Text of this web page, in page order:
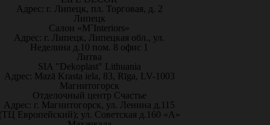
Адрес: г. Липецк, пл. Торговая, д. 2
Липецк
Салон «M`Interiors»
Адрес: г. Липецк, Липецкая обл., ул.
Неделина д.10 пом. 8 офис 1
Литва
SIA "Dekoplast" Lithuania
Адрес: Mazā Krasta iela, 83, Rīga, LV-1003
Магнитогорск
Отделочный центр Счастье
Адрес: г. Магнитогорск, ул. Ленина д.115
Европейский); ул. Советская д.160 «А»